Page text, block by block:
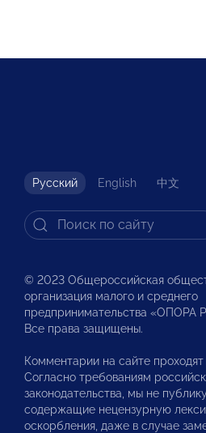
Русский English 中文
© 2023 Общероссийская
организация малого и среднего
предпринимательства «ОПОРА
Все права защищены.
Комментарии на сайте
Согласно требованиям
законодательства, мы не
содержащие нецензурную
оскорбления, даже в случае